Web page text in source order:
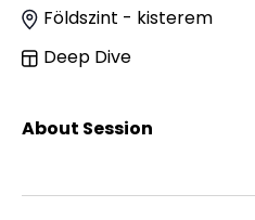
Földszint - kisterem
Deep Dive
About Session